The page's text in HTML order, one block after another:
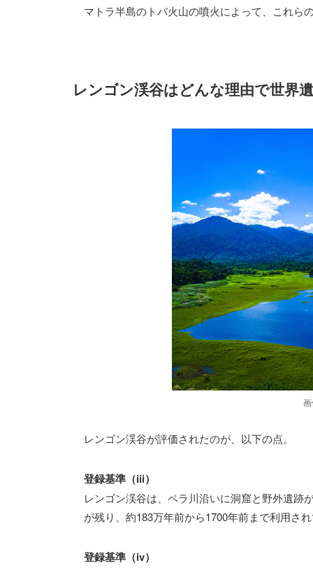
マトラ半島のトバ火山の噴火によって、これら
レンゴン渓谷はどんな理由で世界
レンゴン渓谷が評価されたのが、以下の点。
登録基準（iii）
レンゴン渓谷は、ペラ川沿いに洞窟と野外遺跡
が残り、約183万年前から1700年前まで利用さ
登録基準（iv）